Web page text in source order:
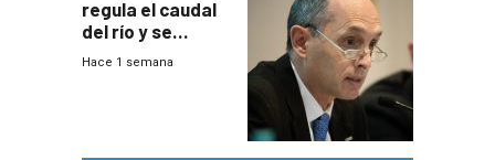
regula el caudal
del río y se
prepara para un
Hace 1 semana